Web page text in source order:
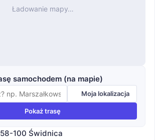
Ładowanie mapy…
samochodem (na mapie)
Moja lokalizacja
Pokaż trasę
100 Świdnica